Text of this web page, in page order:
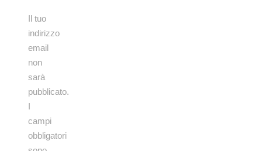
Il tuo
indirizzo
email
non
sarà
pubblicato.
I
campi
obbligatori